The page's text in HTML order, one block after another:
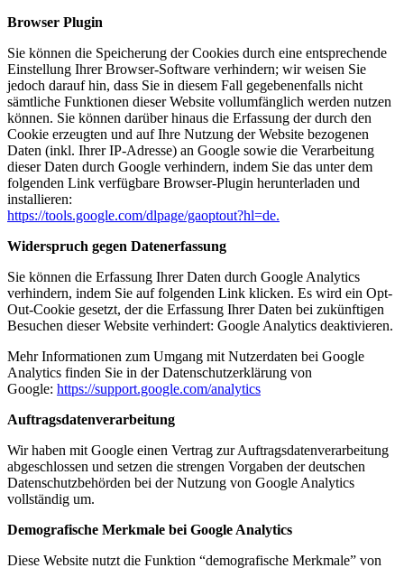
Browser Plugin
Sie können die Speicherung der Cookies durch eine entsprechende
Einstellung Ihrer Browser-Software verhindern; wir weisen Sie
jedoch darauf hin, dass Sie in diesem Fall gegebenenfalls nicht
sämtliche Funktionen dieser Website vollumfänglich werden nutzen
können. Sie können darüber hinaus die Erfassung der durch den
Cookie erzeugten und auf Ihre Nutzung der Website bezogenen
Daten (inkl. Ihrer IP-Adresse) an Google sowie die Verarbeitung
dieser Daten durch Google verhindern, indem Sie das unter dem
folgenden Link verfügbare Browser-Plugin herunterladen und
installieren:
https://tools.google.com/dlpage/gaoptout?hl=de.
Widerspruch gegen Datenerfassung
Sie können die Erfassung Ihrer Daten durch Google Analytics
verhindern, indem Sie auf folgenden Link klicken. Es wird ein Opt-
Out-Cookie gesetzt, der die Erfassung Ihrer Daten bei zukünftigen
Besuchen dieser Website verhindert: Google Analytics deaktivieren.
Mehr Informationen zum Umgang mit Nutzerdaten bei Google
Analytics finden Sie in der Datenschutzerklärung von
Google: https://support.google.com/analytics
Auftragsdatenverarbeitung
Wir haben mit Google einen Vertrag zur Auftragsdatenverarbeitung
abgeschlossen und setzen die strengen Vorgaben der deutschen
Datenschutzbehörden bei der Nutzung von Google Analytics
vollständig um.
Demografische Merkmale bei Google Analytics
Diese Website nutzt die Funktion “demografische Merkmale” von